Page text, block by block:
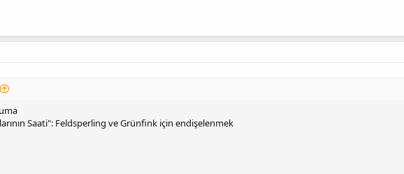
Saati": Feldsperling ve Grünfink için endişelenmek